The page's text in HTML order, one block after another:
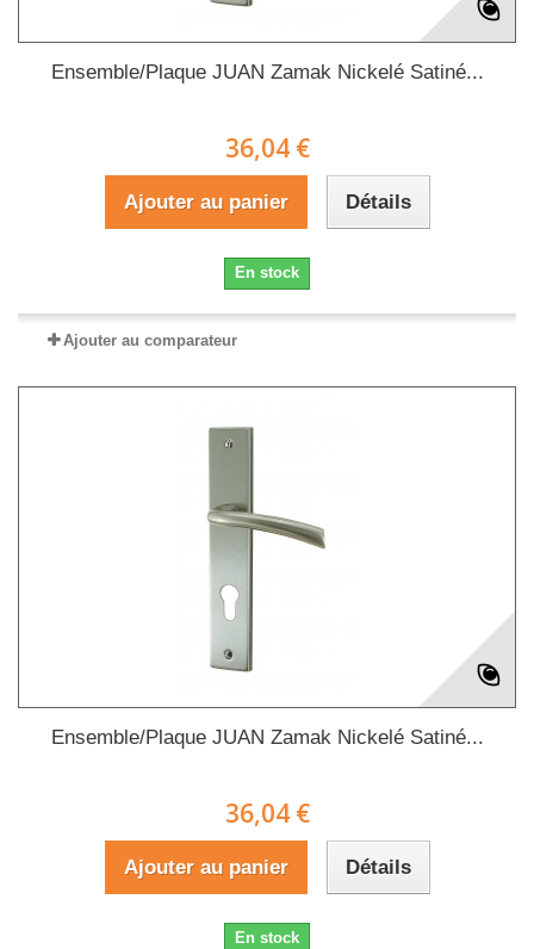
Ensemble/Plaque JUAN Zamak Nickelé Satiné...
36,04 €
Ajouter au panier Détails
En stock
Ajouter au comparateur
Ensemble/Plaque JUAN Zamak Nickelé Satiné...
36,04 €
Ajouter au panier Détails
En stock